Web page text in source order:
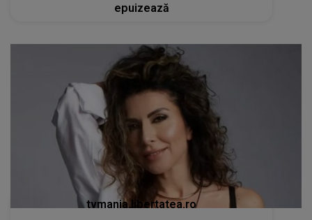
epuizează
tvmania.libertatea.ro